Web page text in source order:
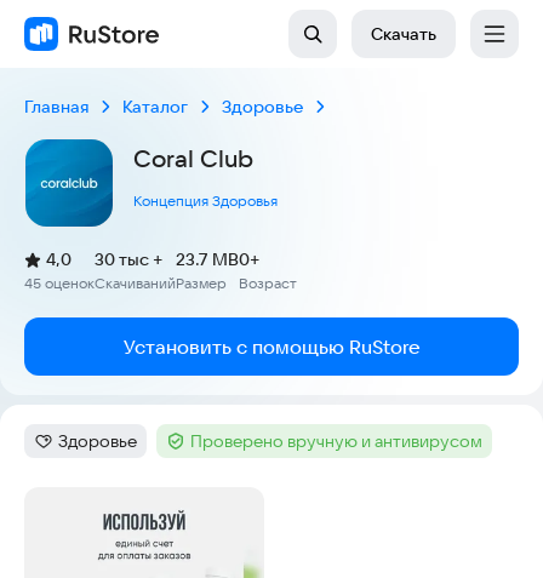
Скачать
Главная Каталог Здоровье
Coral Club
Концепция Здоровья
Рейтинг:
4,0
(
45 оценок
)
Скачиваний
30 тыс +
Размер
23.7 MB
Возраст
0+
Установить с помощью RuStore
Категория:
Здоровье Тег :Проверено вручную и антивирусом
Скриншоты